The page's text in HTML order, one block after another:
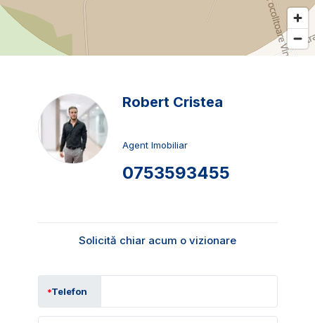
Robert Cristea
Agent Imobiliar
0753593455
Solicită chiar acum o vizionare
Telefon